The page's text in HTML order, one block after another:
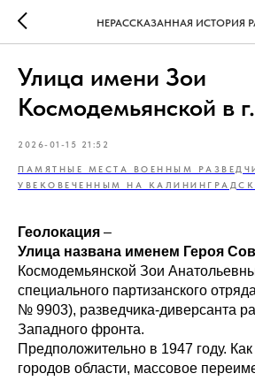
НЕРАССКАЗАННАЯ ИСТОРИЯ
Улица имени Зои
Космодемьянской в
2026-01-15 21:52
ПАМЯТНЫЕ МЕСТА ВОЕННЫМ
УВЕКОВЕЧЕННЫМ НА
Геолокация –
Улица названа именем Героя
Космодемьянской Зои
специального партизанского
№ 9903), разведчика-диверсанта
Западного фронта.
Предположительно в 1947 году.
городов области, массовое